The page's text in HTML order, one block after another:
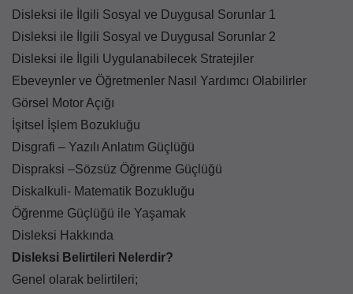
Disleksi ile İlgili Sosyal ve Duygusal Sorunlar 1
Disleksi ile İlgili Sosyal ve Duygusal Sorunlar 2
Disleksi ile İlgili Uygulanabilecek Stratejiler
Ebeveynler ve Öğretmenler Nasıl Yardımcı Olabilirler
Görsel Motor Açığı
İşitsel İşlem Bozukluğu
Disgrafi – Yazılı Anlatım Güçlüğü
Dispraksi –Sözsüz Öğrenme Güçlüğü
Diskalkuli- Matematik Bozukluğu
Öğrenme Güçlüğü ile Yaşamak
Disleksi Hakkında
Disleksi Belirtileri Nelerdir?
Genel olarak belirtileri;